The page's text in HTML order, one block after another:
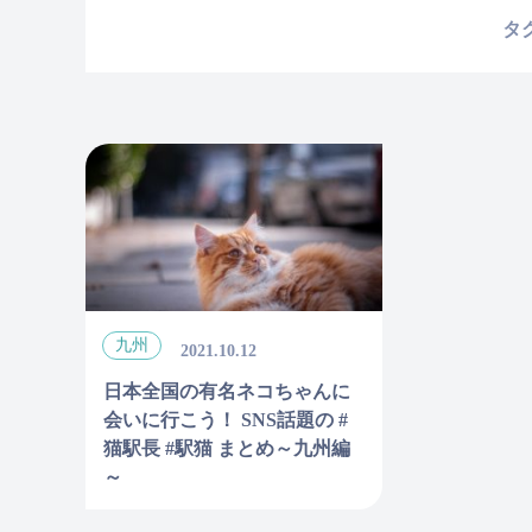
タ
九州 2021.10.12
日本全国の有名ネコちゃんに
会いに行こう！ SNS話題の #
猫駅長 #駅猫 まとめ～九州編
～